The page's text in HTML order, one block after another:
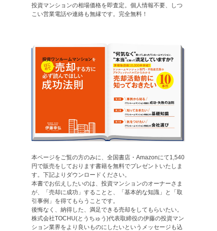
投資マンションの相場価格を即査定。個人情報不要、しつ
こい営業電話や連絡も無縁です。完全無料！
本ページをご覧の方のみに、全国書店・Amazonにて1,540
円で販売をしております書籍を無料でプレゼントいたしま
す。下記よりダウンロードください。
本書でお伝えしたいのは、投資マンションのオーナーさま
が、「売却に成功」することと、「基本的な知識」と「取
引事例」を得てもらうことです。
後悔なく、納得した、満足できる売却をしてもらいたい。
株式会社TOCHU(とうちゅう)代表取締役の伊藤の投資マン
ション業界をより良いものにしたいというメッセージも込